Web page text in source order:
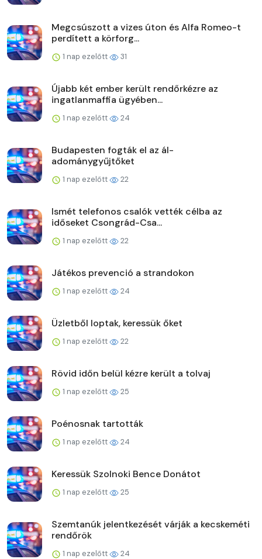
Megcsúszott a vizes úton és Alfa Romeo-t
perdített a körforg...
1 nap ezelőtt 31
Újabb két ember került rendőrkézre az
ingatlanmaffia ügyében...
1 nap ezelőtt 24
Budapesten fogták el az ál-
adománygyűjtőket
1 nap ezelőtt 22
Ismét telefonos csalók vették célba az
időseket Csongrád-Csa...
1 nap ezelőtt 22
Játékos prevenció a strandokon
1 nap ezelőtt 24
Üzletből loptak, keressük őket
1 nap ezelőtt 22
Rövid időn belül kézre került a tolvaj
1 nap ezelőtt 25
Poénosnak tartották
1 nap ezelőtt 24
Keressük Szolnoki Bence Donátot
1 nap ezelőtt 25
Szemtanúk jelentkezését várják a kecskeméti
rendőrök
1 nap ezelőtt 24